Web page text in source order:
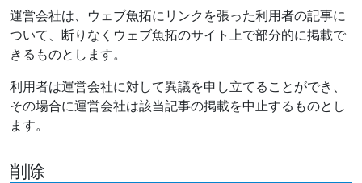
運営会社は、ウェブ魚拓にリンクを張った利用者の記事に
ついて、断りなくウェブ魚拓のサイト上で部分的に掲載で
きるものとします。
利用者は運営会社に対して異議を申し立てることができ、
その場合に運営会社は該当記事の掲載を中止するものとし
ます。
削除